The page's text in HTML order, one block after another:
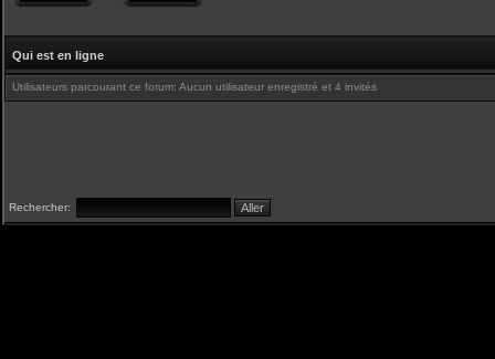
Qui est en ligne
Utilisateurs parcourant ce forum: Aucun utilisateur enregistré et 4 invités
Rechercher: